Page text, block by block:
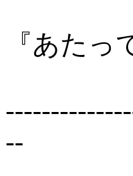
『あたっ
--